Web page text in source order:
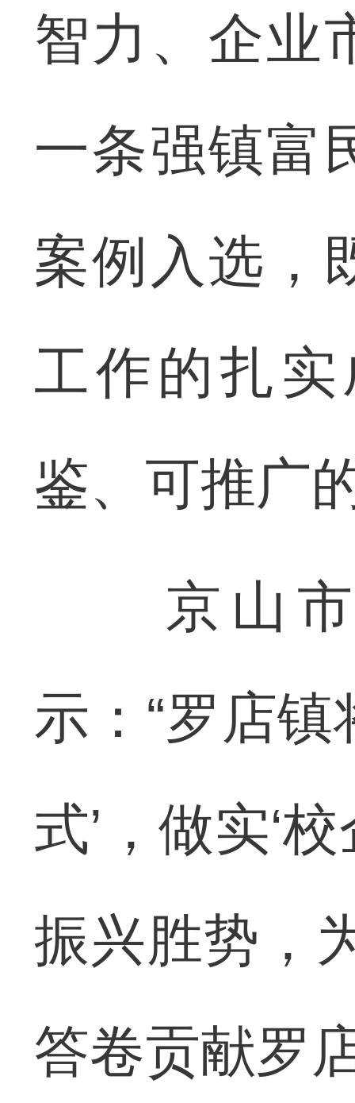
智力、企业
一条强镇富
案例入选，
工作的扎
鉴、可推广
京山市
示：“罗店
式’，做实‘
振兴胜势，
答卷贡献罗